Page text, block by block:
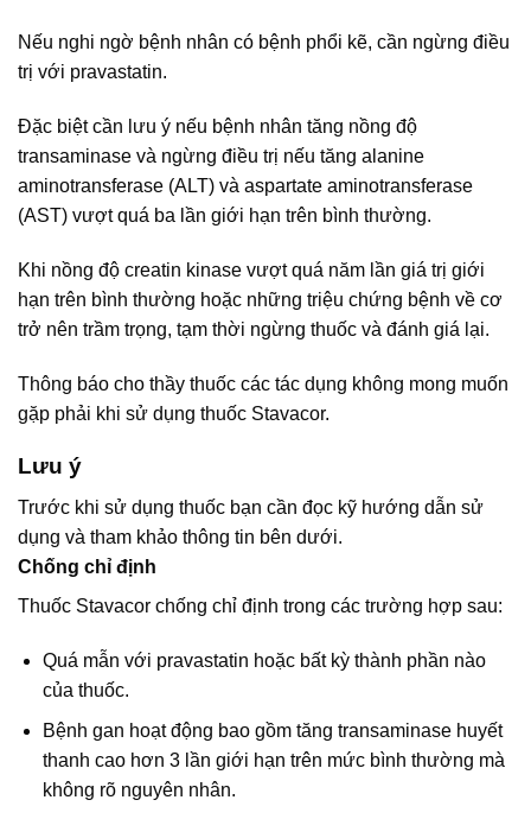
Nếu nghi ngờ bệnh nhân có bệnh phổi kẽ, cần ngừng điều
trị với pravastatin.
Đặc biệt cần lưu ý nếu bệnh nhân tăng nồng độ
transaminase và ngừng điều trị nếu tăng alanine
aminotransferase (ALT) và aspartate aminotransferase
(AST) vượt quá ba lần giới hạn trên bình thường.
Khi nồng độ creatin kinase vượt quá năm lần giá trị giới
hạn trên bình thường hoặc những triệu chứng bệnh về cơ
trở nên trầm trọng, tạm thời ngừng thuốc và đánh giá lại.
Thông báo cho thầy thuốc các tác dụng không mong muốn
gặp phải khi sử dụng thuốc Stavacor.
Lưu ý
Trước khi sử dụng thuốc bạn cần đọc kỹ hướng dẫn sử
dụng và tham khảo thông tin bên dưới.
Chống chỉ định
Thuốc Stavacor chống chỉ định trong các trường hợp sau:
Quá mẫn với pravastatin hoặc bất kỳ thành phần nào
của thuốc.
Bệnh gan hoạt động bao gồm tăng transaminase huyết
thanh cao hơn 3 lần giới hạn trên mức bình thường mà
không rõ nguyên nhân.